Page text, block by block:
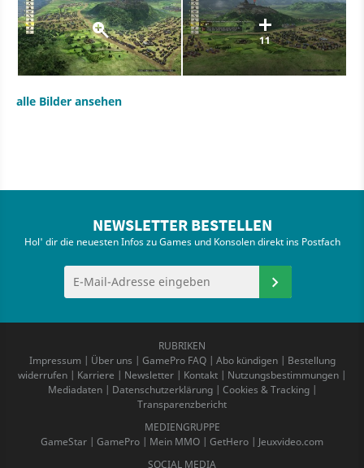
11
alle Bilder ansehen
NEWSLETTER BESTELLEN
Hol' dir die neuesten Infos zu Games und Konsolen direkt ins Postfach
RUBRIKEN
Impressum| Über uns | GamePro FAQ| Abo kündigen| Bestellung
widerrufen | Karriere | Newsletter | Kontakt | Nutzungsbestimmungen |
Mediadaten| Datenschutzerklärung| Cookies & Tracking|
Transparenzbericht
MEDIENGRUPPE
GameStar | GamePro | Mein MMO | GetHero | Jeuxvideo.com
SOCIAL MEDIA